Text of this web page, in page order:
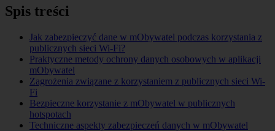
Spis treści
Jak zabezpieczyć dane w mObywatel podczas korzystania z
publicznych sieci Wi-Fi?
Praktyczne metody ochrony danych osobowych w aplikacji
mObywatel
Zagrożenia związane z korzystaniem z publicznych sieci Wi-
Fi
Bezpieczne korzystanie z mObywatel w publicznych
hotspotach
Techniczne aspekty zabezpieczeń danych w mObywatel